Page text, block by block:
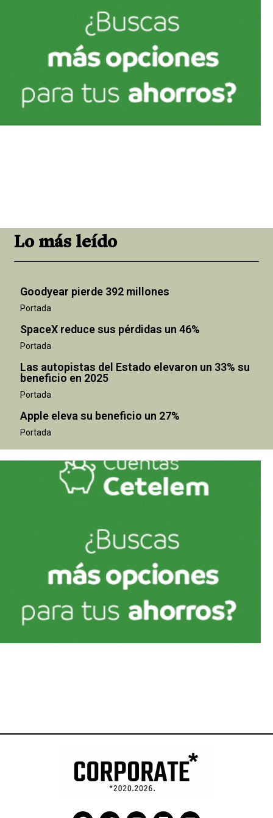
Lo más leído
Goodyear pierde 392 millones
Portada
SpaceX reduce sus pérdidas un 46%
Portada
Las autopistas del Estado elevaron un 33% su
beneficio en 2025
Portada
Apple eleva su beneficio un 27%
Portada